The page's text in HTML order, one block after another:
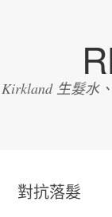
Kirkland 生髮水
對抗落髮